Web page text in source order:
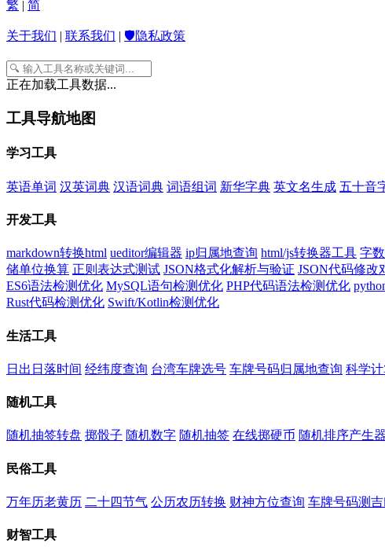
繁 简
关于我们 联系我们 🛡️隐私政策
正在加载工具数据...
工具导航地图
学习工具
英语单词 汉英词典 汉语词典 词语组词 新华字典 英文名生成 五十音
开发工具
markdown转换html ueditor编辑器 ip归属地查询 html/js转换器工具 字
储单位换算 正则表达式测试 JSON格式化解析与验证 JSON代码修改
ES6语法检测优化 MySQL语句检测优化 PHP代码语法检测优化
Rust代码检测优化 Swift/Kotlin检测优化
生活工具
日出日落时间 经纬度查询 台湾车牌选号 车牌号码归属地查询 科学
随机工具
随机抽签转盘 掷骰子 随机数字 随机抽签 在线掷硬币 随机排序产生器
民俗工具
万年历老黄历 二十四节气 公历农历转换 财神方位查询 车牌号码测吉
财智工具